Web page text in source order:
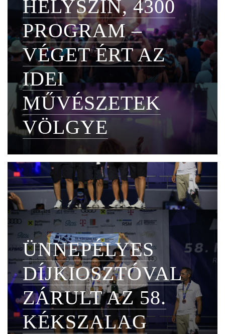
HELYSZÍN, 4300
PROGRAM –
VÉGET ÉRT AZ
IDEI
MŰVÉSZETEK
VÖLGYE
ÜNNEPÉLYES
DÍJKIOSZTÓVAL
ZÁRULT AZ 58.
KÉKSZALAG